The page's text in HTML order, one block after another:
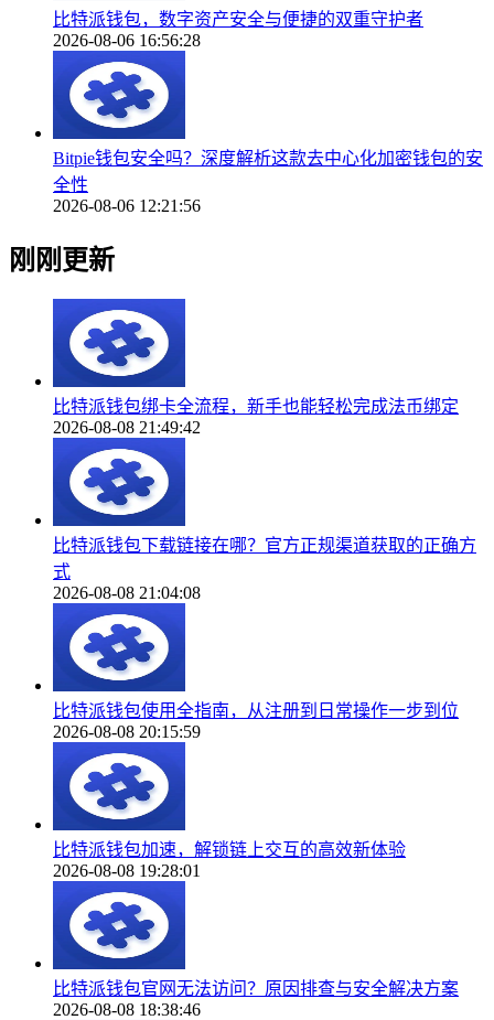
比特派钱包，数字资产安全与便捷的双重守护者
2026-08-06 16:56:28
Bitpie钱包安全吗？深度解析这款去中心化加密钱包的安
全性
2026-08-06 12:21:56
刚刚更新
比特派钱包绑卡全流程，新手也能轻松完成法币绑定
2026-08-08 21:49:42
比特派钱包下载链接在哪？官方正规渠道获取的正确方
式
2026-08-08 21:04:08
比特派钱包使用全指南，从注册到日常操作一步到位
2026-08-08 20:15:59
比特派钱包加速，解锁链上交互的高效新体验
2026-08-08 19:28:01
比特派钱包官网无法访问？原因排查与安全解决方案
2026-08-08 18:38:46